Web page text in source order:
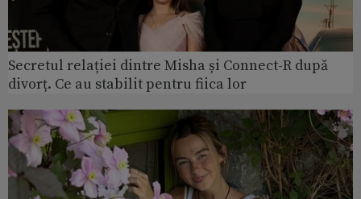
Secretul relației dintre Misha și Connect-R după
divorț. Ce au stabilit pentru fiica lor